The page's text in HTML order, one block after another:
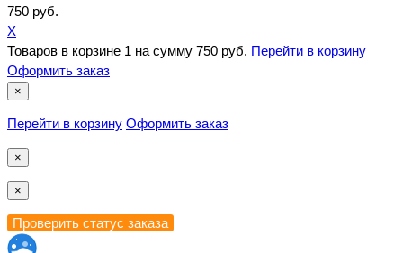
750 руб.
X
Товаров в корзине 1 на сумму 750 руб. Перейти в корзину
Оформить заказ
×
Перейти в корзину Оформить заказ
×
×